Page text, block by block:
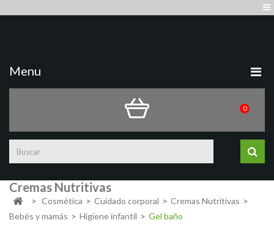
Menu
0
Cremas Nutritivas
> Cosmética > Cuidado corporal > Cremas Nutritivas >
Bebés y mamás > Higiene infantil > Gel baño